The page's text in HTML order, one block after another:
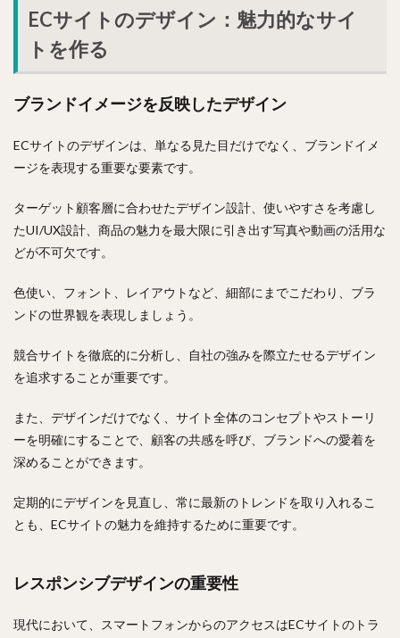
ECサイトのデザイン：魅力的なサイ
トを作る
ブランドイメージを反映したデザイン
ECサイトのデザインは、単なる見た目だけでなく、ブランドイメ
ージを表現する重要な要素です。
ターゲット顧客層に合わせたデザイン設計、使いやすさを考慮し
たUI/UX設計、商品の魅力を最大限に引き出す写真や動画の活用な
どが不可欠です。
色使い、フォント、レイアウトなど、細部にまでこだわり、ブラ
ンドの世界観を表現しましょう。
競合サイトを徹底的に分析し、自社の強みを際立たせるデザイン
を追求することが重要です。
また、デザインだけでなく、サイト全体のコンセプトやストーリ
ーを明確にすることで、顧客の共感を呼び、ブランドへの愛着を
深めることができます。
定期的にデザインを見直し、常に最新のトレンドを取り入れるこ
とも、ECサイトの魅力を維持するために重要です。
レスポンシブデザインの重要性
現代において、スマートフォンからのアクセスはECサイトのトラ